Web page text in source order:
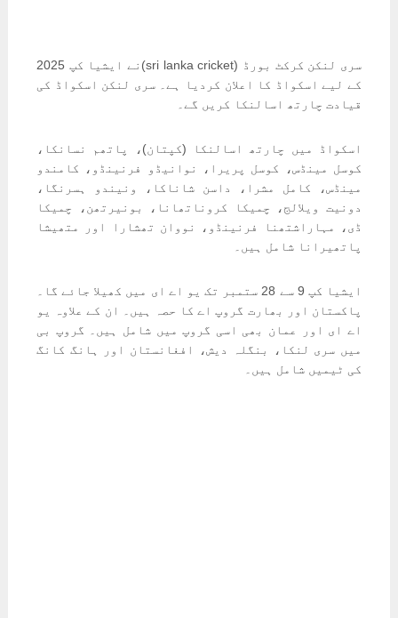
سری لنکن کرکٹ بورڈ (sri lanka cricket)نے ایشیا کپ 2025
کے لیے اسکواڈ کا اعلان کردیا ہے۔ سری لنکن اسکواڈ کی
قیادت چارتھ اسالنکا کریں گے۔
اسکواڈ میں چارتھ اسالنکا (کپتان)، پاتھم نسانکا،
کوسل مینڈس، کوسل پریرا، نوانیڈو فرنینڈو، کامندو
مینڈس، کامل مشرا، داسن شاناکا، ونیندو ہسرنگا،
دونیت ویلالج، چمیکا کروناتھانا، بونیرتھن، چمیکا
ڈی، مہاراشتھنا فرنینڈو، نووان تھشارا اور متھیشا
پاتھیرانا شامل ہیں۔
ایشیا کپ 9 سے 28 ستمبر تک یو اے ای میں کھیلا جائے گا۔
پاکستان اور بھارت گروپ اے کا حصہ ہیں۔ ان کے علاوہ یو
اے ای اور عمان بھی اسی گروپ میں شامل ہیں۔ گروپ بی
میں سری لنکا، بنگلہ دیش، افغانستان اور ہانگ کانگ
کی ٹیمیں شامل ہیں۔